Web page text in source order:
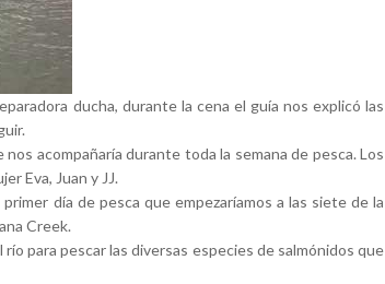
ducha, durante la cena el guía nos explicó las
acompañaría durante toda la semana de pesca. Los
Eva, Juan y JJ.
día de pesca que empezaríamos a las siete de la
Creek.
para pescar las diversas especies de salmónidos que